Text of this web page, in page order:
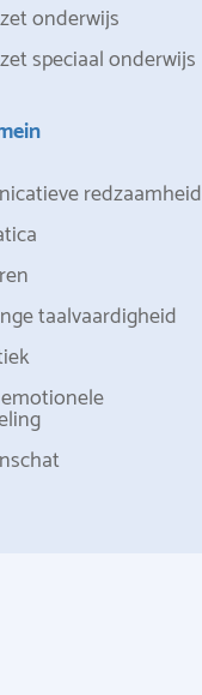
onderwijs
speciaal onderwijs
redzaamheid
taalvaardigheid